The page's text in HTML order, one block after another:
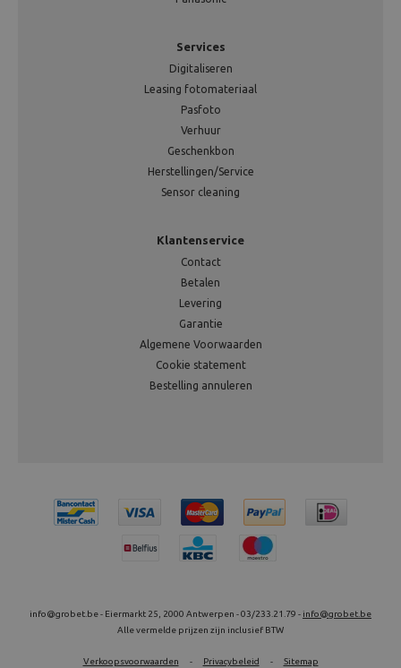
Services
Digitaliseren
Leasing fotomateriaal
Pasfoto
Verhuur
Geschenkbon
Herstellingen/Service
Sensor cleaning
Klantenservice
Contact
Betalen
Levering
Garantie
Algemene Voorwaarden
Cookie statement
Bestelling annuleren
info@grobet.be - Eiermarkt 25, 2000 Antwerpen - 03/233.21.79 - info@grobet.be
Alle vermelde prijzen zijn inclusief BTW
Verkoopsvoorwaarden - Privacybeleid - Sitemap